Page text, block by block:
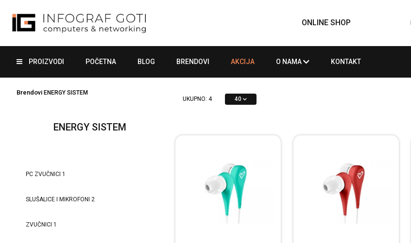
ONLINE SHOP
PROIZVODI POČETNA BLOG BRENDOVI AKCIJA O NAMA KONTAKT
Brendovi ENERGY SISTEM
ENERGY SISTEM
PC ZVUČNICI 1
SLUŠALICE I MIKROFONI 2
ZVUČNICI 1
UKUPNO: 4 40